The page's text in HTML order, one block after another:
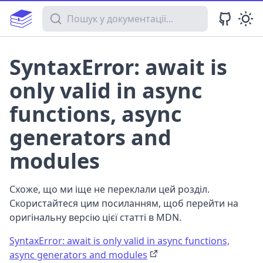
Пошук у документації
SyntaxError: await is
only valid in async
functions, async
generators and
modules
Схоже, що ми іще не переклали цей розділ.
Скористайтеся цим посиланням, щоб перейти на
оригінальну версію цієї статті в MDN.
SyntaxError: await is only valid in async functions,
async generators and modules